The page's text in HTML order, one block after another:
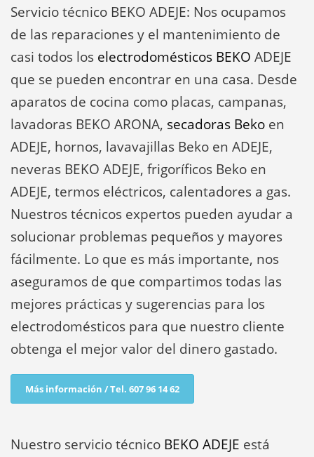
Servicio técnico BEKO ADEJE: Nos ocupamos
de las reparaciones y el mantenimiento de
casi todos los electrodomésticos BEKO ADEJE
que se pueden encontrar en una casa. Desde
aparatos de cocina como placas, campanas,
lavadoras BEKO ARONA, secadoras Beko en
ADEJE, hornos, lavavajillas Beko en ADEJE,
neveras BEKO ADEJE, frigoríficos Beko en
ADEJE, termos eléctricos, calentadores a gas.
Nuestros técnicos expertos pueden ayudar a
solucionar problemas pequeños y mayores
fácilmente. Lo que es más importante, nos
aseguramos de que compartimos todas las
mejores prácticas y sugerencias para los
electrodomésticos para que nuestro cliente
obtenga el mejor valor del dinero gastado.
Más información / Tel. 607 96 14 62
Nuestro servicio técnico BEKO ADEJE está